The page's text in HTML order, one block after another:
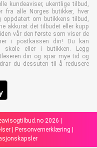
kundeaviser, ukentlige tilbud,
fra alle Norges butikker, hver
oppdatert om butikkens tilbud,
akkurat det tilbudet eller kupp
vår den første som viser de
i postkassen din! Du kan
skole eller i butikken. Legg
din og spar mye tid og
du dessuten til å redusere
2026 |
Personvernerklæring